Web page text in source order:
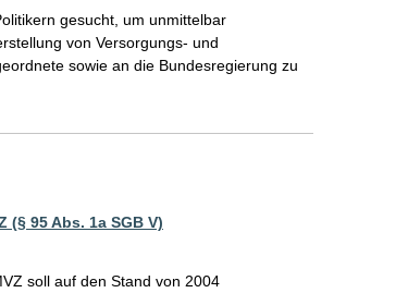
gesucht, um unmittelbar
von Versorgungs- und
sowie an die Bundesregierung zu
95 Abs. 1a SGB V)
soll auf den Stand von 2004